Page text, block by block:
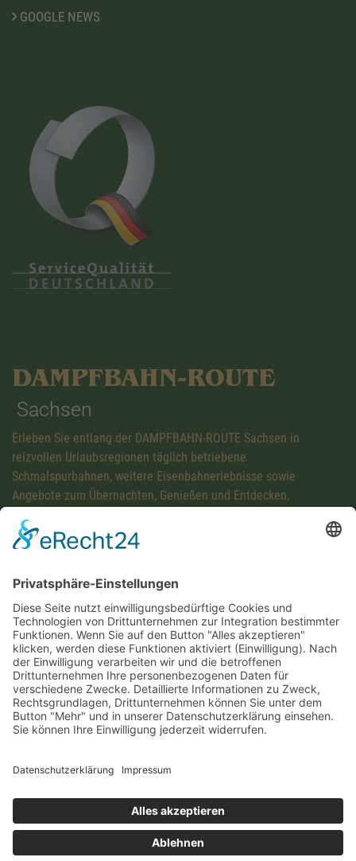
GOOGLE NEWS
DAMPFBAHN-ROUTE
Sachsen
Erleben Sie entlang der DAMPFBAHN-ROUTE Sachsen in
reizvollen Urlaubsregionen täglich betriebene
Schmalspurbahnen, weitere Eisenbahnerlebnisse sowie
Angebote zum Übernachten, Genießen und Entdecken.
Diese Maßnahme wird mitfinanziert mit Steuermitteln auf
Grundlage des von den Abgeordneten des Sächsischen
Landtags beschlossenen Haushaltes.